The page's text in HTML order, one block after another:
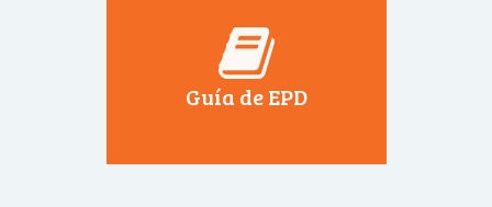
Guía de EPD